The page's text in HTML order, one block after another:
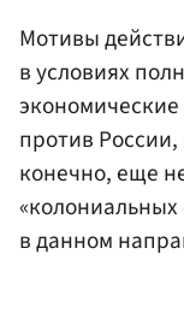
Мотивы
в условиях
против
конечно, еще
в данном